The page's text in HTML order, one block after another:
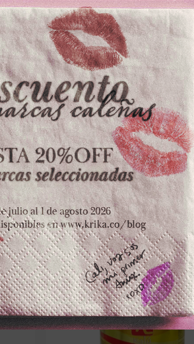
＋
BELL FRANZ
GEL CORPORAL BELL
REDUCTOR
$ 16.500 －